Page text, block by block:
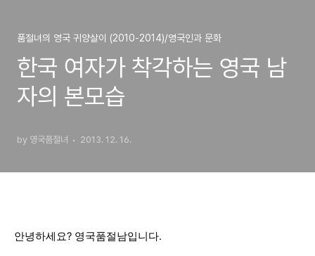
품절녀의 영국 귀양살이 (2010-2014)/영국인과 문화
한국 여자가 착각하는 영국 남
자의 본모습
by 영국품절녀 2013. 12. 16.
안녕하세요? 영국품절남입니다.